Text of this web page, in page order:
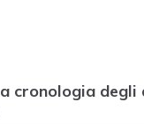
cronologia degli